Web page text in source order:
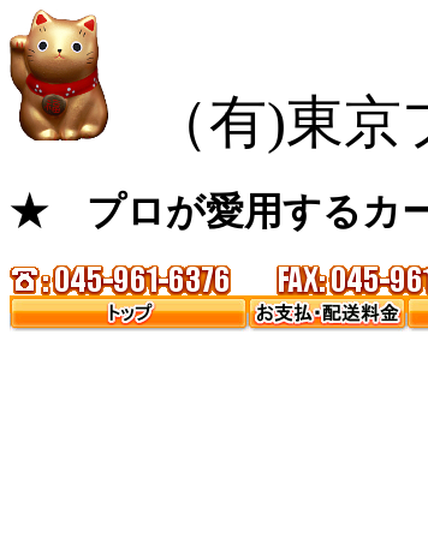
（有)東
★ プロが愛用するカ